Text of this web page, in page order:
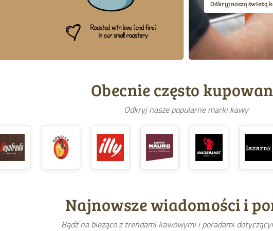
Odkryj naszą świeżą
Obecnie często
Odkryj nasze popularne marki kawy
Najnowsze wiadomości i
Bądź na bieżąco z trendami kawowymi i poradami